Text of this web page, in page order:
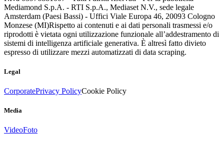
Mediamond S.p.A. - RTI S.p.A., Mediaset N.V., sede legale
Amsterdam (Paesi Bassi) - Uffici Viale Europa 46, 20093 Cologno
Monzese (MI)Rispetto ai contenuti e ai dati personali trasmessi e/o
riprodotti è vietata ogni utilizzazione funzionale all’addestramento di
sistemi di intelligenza artificiale generativa. È altresì fatto divieto
espresso di utilizzare mezzi automatizzati di data scraping.
Legal
CorporatePrivacy PolicyCookie Policy
Media
VideoFoto